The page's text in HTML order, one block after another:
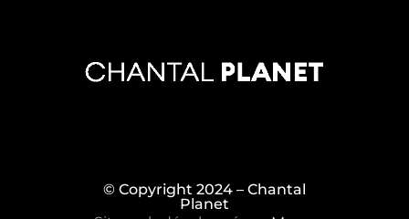
© Copyright 2024 – Chantal
Planet